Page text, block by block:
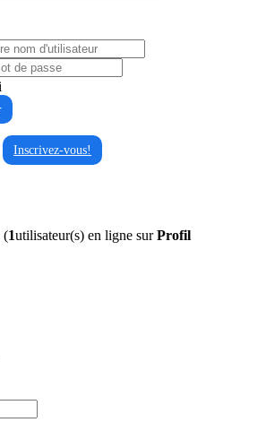
Inscrivez-vous!
(1utilisateur(s) en ligne surProfil